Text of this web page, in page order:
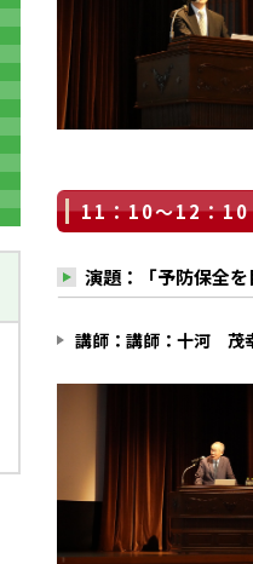
11：10～12：10
演題：「予防保全を
講師：講師：十河 茂